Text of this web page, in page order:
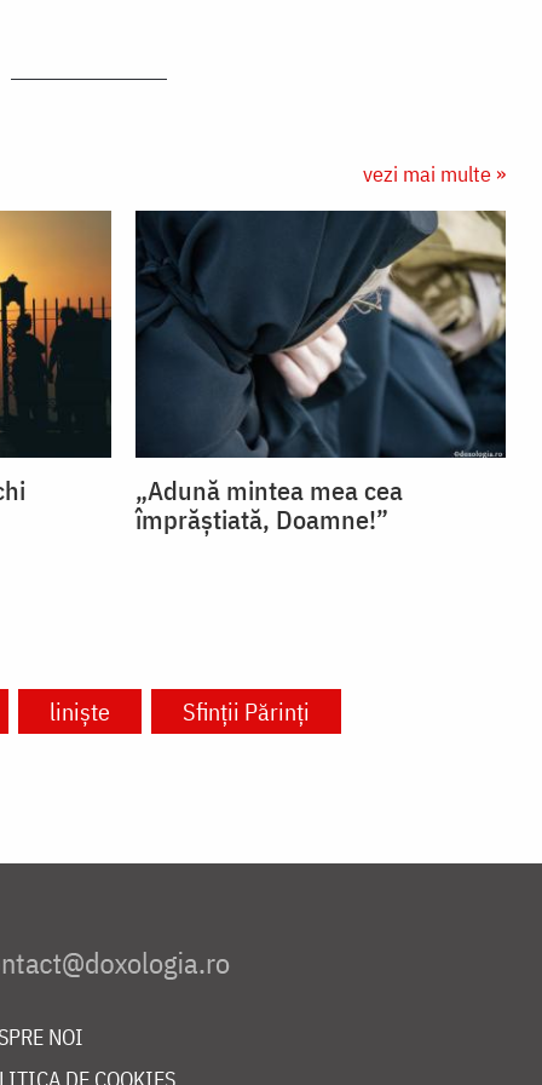
vezi mai multe »
„Adună mintea mea cea
împrăștiată, Doamne!”
liniște Sfinții Părinți
NOI